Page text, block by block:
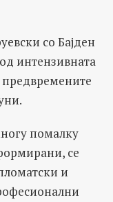
со Бајден
интензивната
помалку
се
и